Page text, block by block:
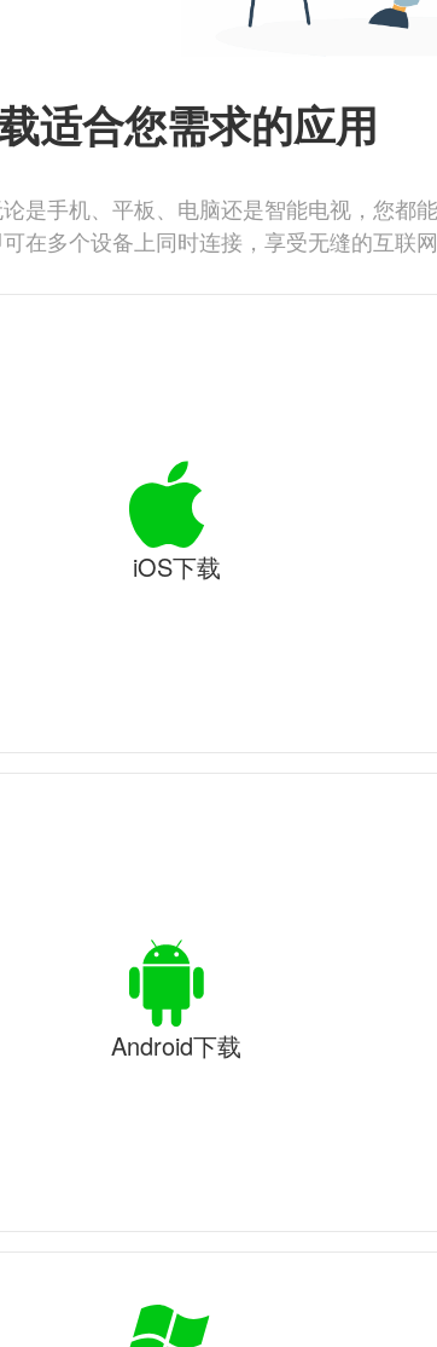
适合您需求的应用
是手机、平板、电脑还是智能电视，您都能
在多个设备上同时连接，享受无缝的互联网
iOS下载
Android下载